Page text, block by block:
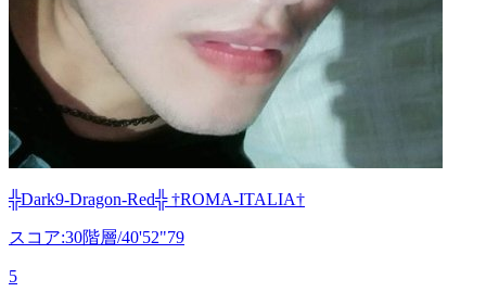
╬Dark9-Dragon-Red╬ †ROMA-ITALIA†
スコア:30階層/40'52"79
5